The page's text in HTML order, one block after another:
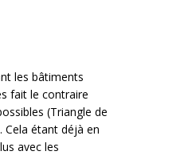
les bâtiments
fait le contraire
(Triangle de
Cela étant déjà en
avec les